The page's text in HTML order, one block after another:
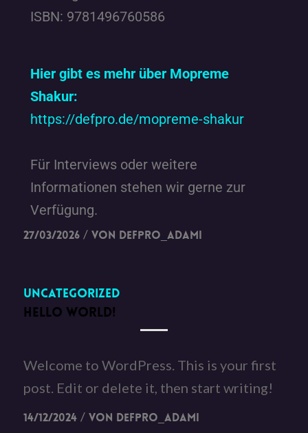
ISBN: 9781496760586
Hier gibt es mehr über Mopreme
Shakur:
https://defpro.de/mopreme-shakur
Für Interviews oder weitere
Informationen stehen wir gerne zur
Verfügung.
27/03/2026 / von DefPro_Adami
Uncategorized
HELLO WORLD!
Welcome to WordPress. This is your first
post. Edit or delete it, then start writing!
14/12/2024 / von DefPro_Adami